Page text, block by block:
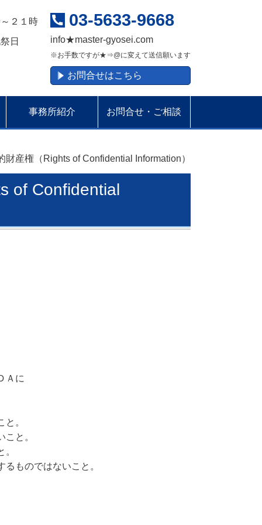
２１時
日
03-5633-9668
info★master-gyosei.com
※お手数ですが★⇒@に変えて送信願います
お問合せはこちら
事務所紹介 お問合せ・ご相談
財産権（Rights of Confidential Information）
of Confidential
Ａに
。
と。
ものではないこと。